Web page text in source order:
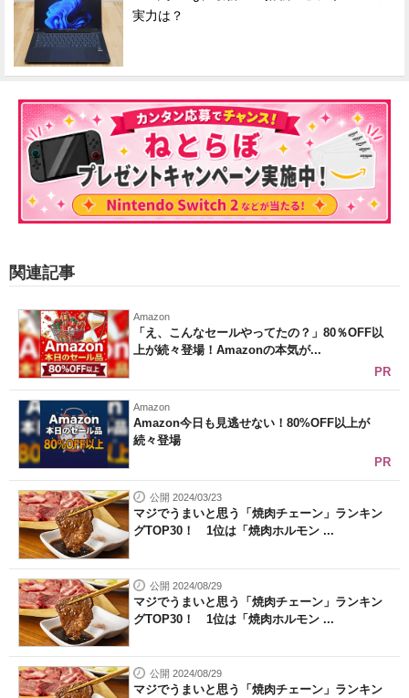
実力は？
関連記事
Amazon
「え、こんなセールやってたの？」80％OFF以
上が続々登場！Amazonの本気が...
PR
Amazon
Amazon今日も見逃せない！80%OFF以上が
続々登場
PR
公開 2024/03/23
マジでうまいと思う「焼肉チェーン」ランキン
グTOP30！ 1位は「焼肉ホルモン ...
公開 2024/08/29
マジでうまいと思う「焼肉チェーン」ランキン
グTOP30！ 1位は「焼肉ホルモン ...
公開 2024/08/29
マジでうまいと思う「焼肉チェーン」ランキン